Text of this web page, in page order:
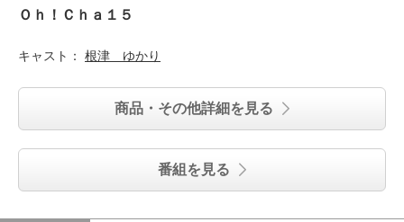
Ｏｈ！Ｃｈａ１５
キャスト： 根津 ゆかり
商品・その他詳細を見る
番組を見る